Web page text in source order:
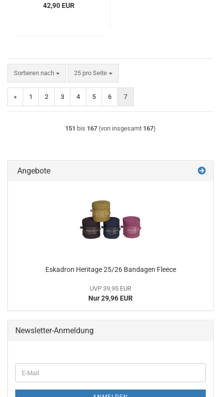
42,90 EUR
Sortieren nach
Sortieren nach 25 pro Seite
pro Seite
« 1 2 3 4 5 6 7
151 bis 167 (von insgesamt 167)
Angebote
Eskadron Heritage 25/26 Bandagen Fleece
UVP 39,95 EUR
Nur 29,96 EUR
Newsletter-Anmeldung
ZUR
E-
Mail